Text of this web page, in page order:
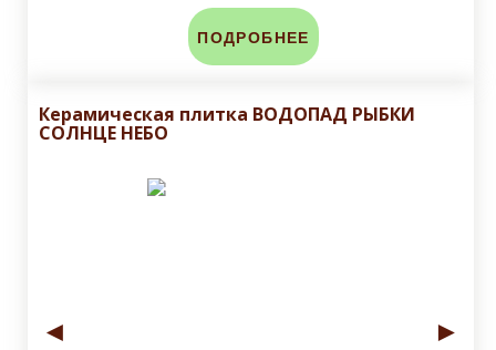
ПОДРОБНЕЕ
Керамическая плитка ВОДОПАД РЫБКИ
СОЛНЦЕ НЕБО
◄ ►